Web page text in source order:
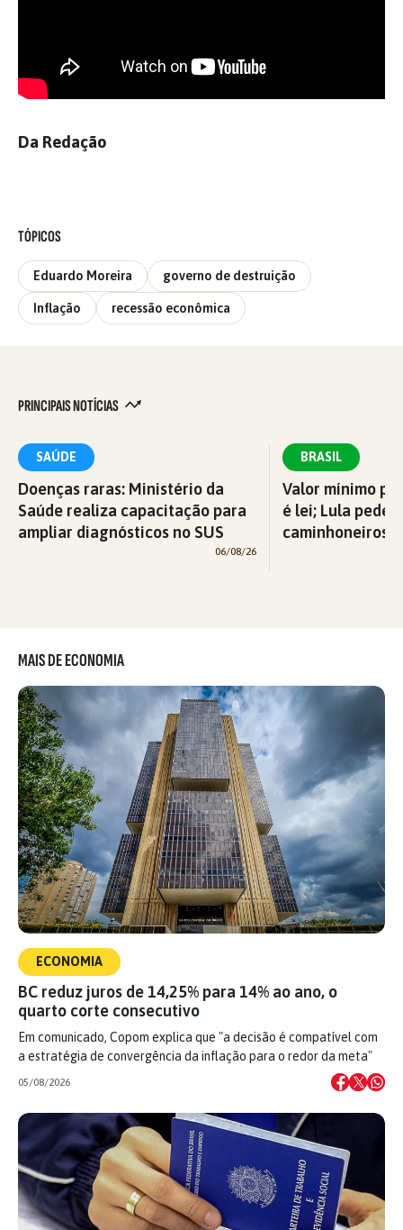
Da Redação
TÓPICOS
Eduardo Moreira governo de destruição
Inflação recessão econômica
PRINCIPAIS NOTÍCIAS
SAÚDE
Doenças raras: Ministério da
Saúde realiza capacitação para
ampliar diagnósticos no SUS
06/08/26
BRASIL
Valor mínimo
é lei; Lula pede
caminhoneiros
MAIS DE ECONOMIA
ECONOMIA
BC reduz juros de 14,25% para 14% ao ano, o
quarto corte consecutivo
Em comunicado, Copom explica que "a decisão é compatível com
a estratégia de convergência da inflação para o redor da meta"
05/08/2026